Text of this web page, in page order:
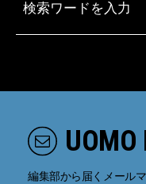
UOMO
編集部から届くメール